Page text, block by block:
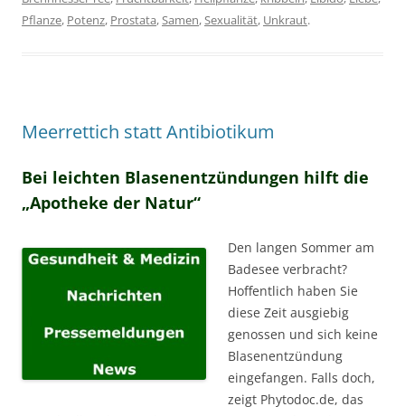
Pflanze, Potenz, Prostata,Samen,Sexualität, Unkraut.
Meerrettich statt Antibiotikum
Bei leichten Blasenentzündungen hilft die
„Apotheke der Natur“
Den langen Sommer am
Badesee verbracht?
Hoffentlich haben Sie
diese Zeit ausgiebig
genossen und sich keine
Blasenentzündung
eingefangen. Falls doch,
zeigt Phytodoc.de, das